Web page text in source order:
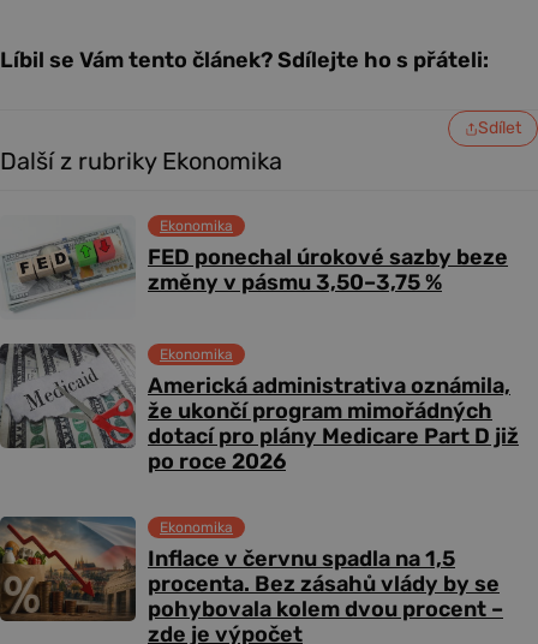
Líbil se Vám tento článek? Sdílejte ho s přáteli:
Sdílet
Další z rubriky Ekonomika
FED ponechal úrokové sazby beze
změny v pásmu 3,50–3,75 %
Ekonomika
Americká administrativa oznámila,
že ukončí program mimořádných
dotací pro plány Medicare Part D již
po roce 2026
Ekonomika
Inflace v červnu spadla na 1,5
procenta. Bez zásahů vlády by se
pohybovala kolem dvou procent –
zde je výpočet
Ekonomika